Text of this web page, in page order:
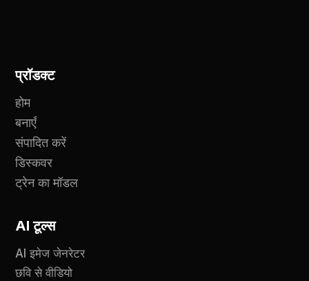
प्रॉडक्ट
होम
बनाएँ
संपादित करें
डिस्कवर
ट्रेन का मॉडल
AI टूल्स
AI इमेज जेनरेटर
छवि से वीडियो